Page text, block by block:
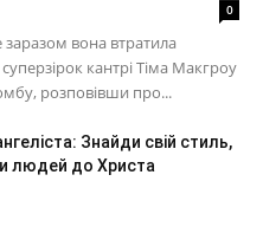
0
заразом вона втратила
кантрі Тіма Макгроу
розповівши про...
Знайди свій стиль,
людей до Христа